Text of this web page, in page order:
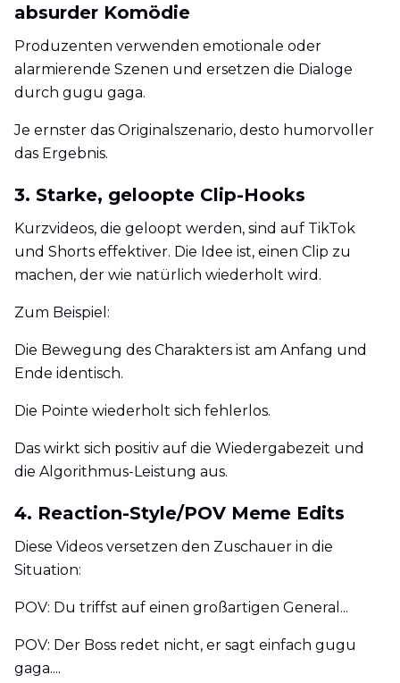
absurder Komödie
Produzenten verwenden emotionale oder
alarmierende Szenen und ersetzen die Dialoge
durch gugu gaga.
Je ernster das Originalszenario, desto humorvoller
das Ergebnis.
3. Starke, geloopte Clip-Hooks
Kurzvideos, die geloopt werden, sind auf TikTok
und Shorts effektiver. Die Idee ist, einen Clip zu
machen, der wie natürlich wiederholt wird.
Zum Beispiel:
Die Bewegung des Charakters ist am Anfang und
Ende identisch.
Die Pointe wiederholt sich fehlerlos.
Das wirkt sich positiv auf die Wiedergabezeit und
die Algorithmus-Leistung aus.
4. Reaction-Style/POV Meme Edits
Diese Videos versetzen den Zuschauer in die
Situation:
POV: Du triffst auf einen großartigen General...
POV: Der Boss redet nicht, er sagt einfach gugu
gaga....